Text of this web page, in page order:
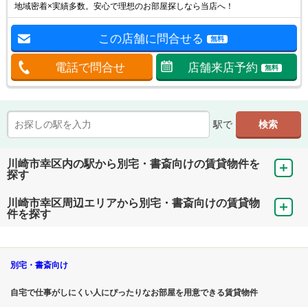
地域密着×実績多数。安心で理想のお部屋探しなら当店へ！
この店舗に問合せる 無料
電話で問合せ 店舗来店予約 無料
駅で
川崎市幸区内の駅から別宅・書斎向けの賃貸物件を
探す
川崎市幸区周辺エリアから別宅・書斎向けの賃貸物
件を探す
別宅・書斎向け
自宅で仕事がしにくい人にぴったりなお部屋を用意できる賃貸物件